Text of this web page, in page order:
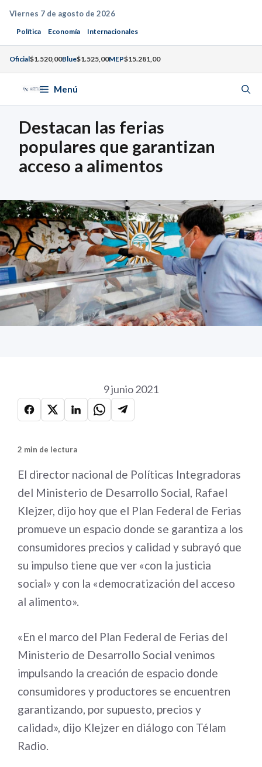
Saltar
contenido
Viernes 7 de agosto de 2026
Política Economía Internacionales
Oficial$1.520,00Blue$1.525,00MEP$15.281,00
Menú
Destacan las ferias
populares que garantizan
acceso a alimentos
9 junio 2021
2 min de lectura
El director nacional de Políticas Integradoras
del Ministerio de Desarrollo Social, Rafael
Klejzer, dijo hoy que el Plan Federal de Ferias
promueve un espacio donde se garantiza a los
consumidores precios y calidad y subrayó que
su impulso tiene que ver «con la justicia
social» y con la «democratización del acceso
al alimento».
«En el marco del Plan Federal de Ferias del
Ministerio de Desarrollo Social venimos
impulsando la creación de espacio donde
consumidores y productores se encuentren
garantizando, por supuesto, precios y
calidad», dijo Klejzer en diálogo con Télam
Radio.